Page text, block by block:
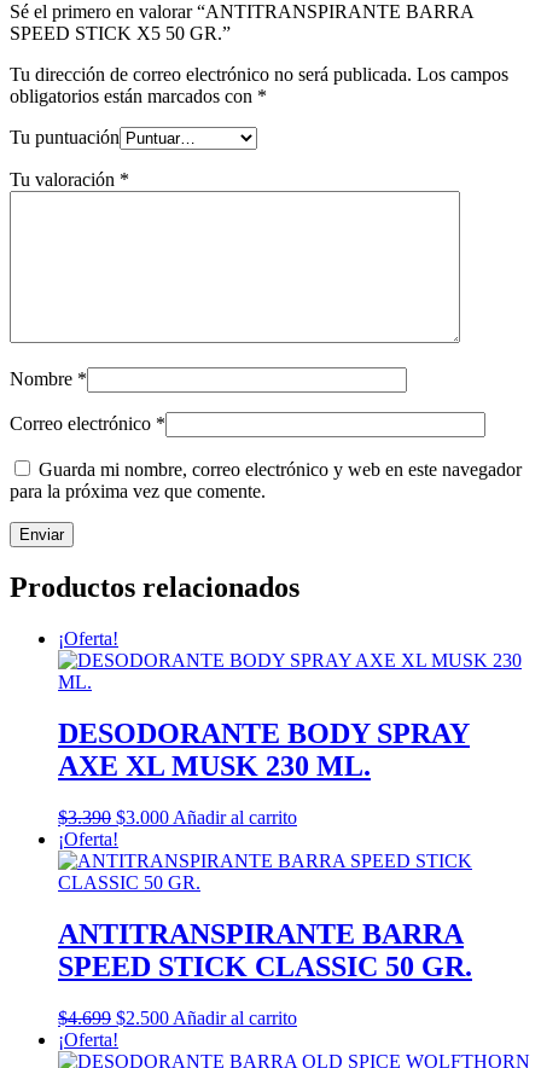
Sé el primero en valorar “ANTITRANSPIRANTE BARRA
SPEED STICK X5 50 GR.”
Tu dirección de correo electrónico no será publicada. Los campos
obligatorios están marcados con *
Tu puntuación
Tu valoración *
Nombre *
Correo electrónico *
Guarda mi nombre, correo electrónico y web en este navegador
para la próxima vez que comente.
Productos relacionados
¡Oferta!
DESODORANTE BODY SPRAY
AXE XL MUSK 230 ML.
$3.390 El
precio
original
era:
$3.000El
actual
es:
Añadir al carrito
¡Oferta!
ANTITRANSPIRANTE BARRA
SPEED STICK CLASSIC 50 GR.
$4.699 El
precio
original
$2.500El
actual
Añadir al carrito
¡Oferta!